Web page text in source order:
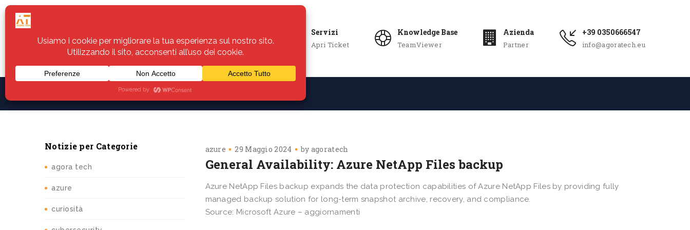
Servizi
Apri Ticket
Knowledge Base
TeamViewer
Azienda
Partner
+39 0350666547
info@agoratech.eu
Assistenza
Notizie per Categorie
agora tech
azure
curiosità
azure 29 Maggio 2024 by agoratech
General Availability: Azure NetApp Files backup
Azure NetApp Files backup expands the data protection capabilities of Azure NetApp Files by providing fully
managed backup solution for long-term snapshot archive, recovery, and compliance.
Source: Microsoft Azure – aggiornamenti